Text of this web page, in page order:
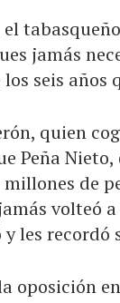
jamás
seis años
quien
Peña
de
volteó
les
oposición